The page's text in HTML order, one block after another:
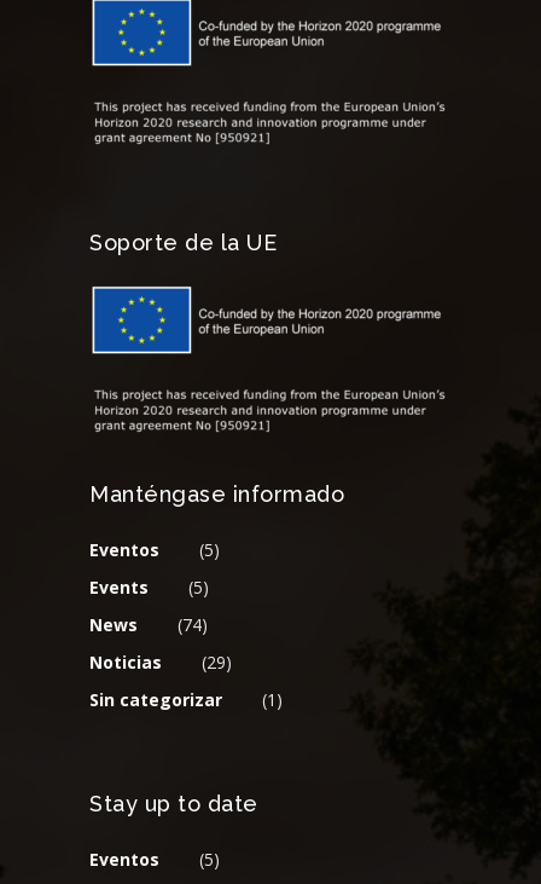
Soporte de la UE
Manténgase informado
Eventos
(5)
Events
(5)
News
(74)
Noticias
(29)
Sin categorizar
(1)
Stay up to date
Eventos
(5)